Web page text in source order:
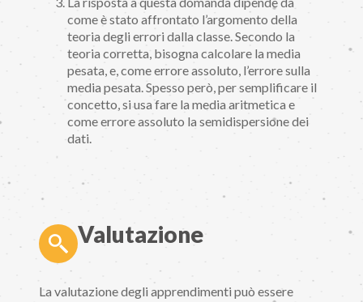
come è stato affrontato l’argomento della
teoria degli errori dalla classe. Secondo la
teoria corretta, bisogna calcolare la media
pesata, e, come errore assoluto, l’errore sulla
media pesata. Spesso però, per semplificare il
concetto, si usa fare la media aritmetica e
come errore assoluto la semidispersione dei
dati.
Valutazione
La valutazione degli apprendimenti può essere